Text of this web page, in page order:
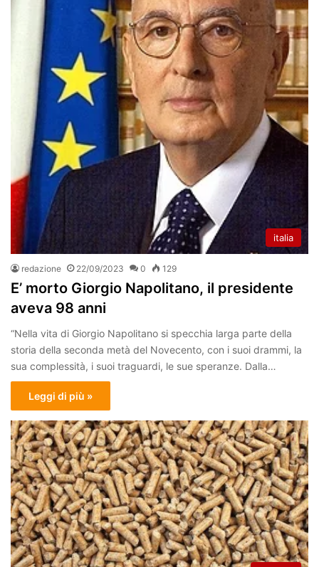
italia
redazione 22/09/2023 0 129
E’ morto Giorgio Napolitano, il presidente
aveva 98 anni
“Nella vita di Giorgio Napolitano si specchia larga parte della
storia della seconda metà del Novecento, con i suoi drammi, la
sua complessità, i suoi traguardi, le sue speranze. Dalla…
Leggi di più »